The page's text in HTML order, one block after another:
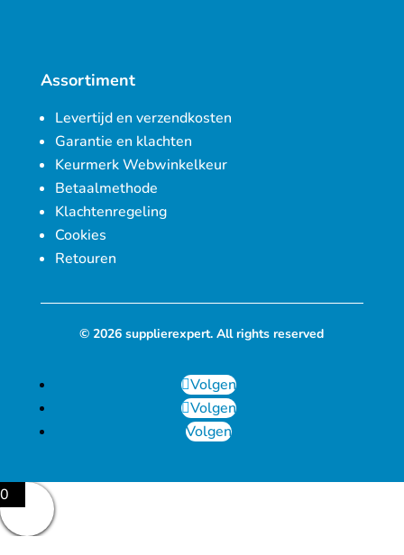
Assortiment
Levertijd en verzendkosten
Garantie en klachten
Keurmerk Webwinkelkeur
Betaalmethode
Klachtenregeling
Cookies
Retouren
© 2026 supplierexpert. All rights reserved
Volgen
Volgen
Volgen
0